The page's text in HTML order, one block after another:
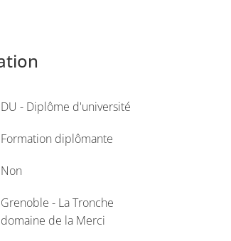
de soins.
DU - Diplôme d'université
Formation diplômante
Non
Grenoble - La Tronche
domaine de la Merci